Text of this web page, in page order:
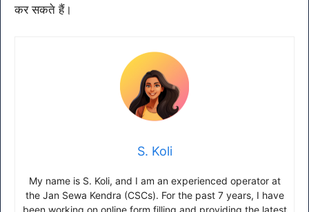
कर सकते हैं।
S. Koli
My name is S. Koli, and I am an experienced operator at
the Jan Sewa Kendra (CSCs). For the past 7 years, I have
been working on online form filling and providing the latest